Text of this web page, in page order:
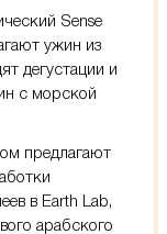
Sense
ужин из
дегустации и
с морской
предлагают
в Earth Lab,
арабского